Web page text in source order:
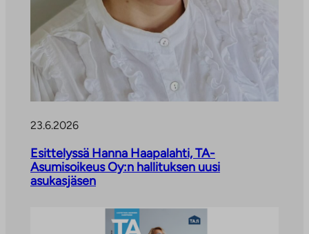
23.6.2026
Esittelyssä Hanna Haapalahti, TA-
Asumisoikeus Oy:n hallituksen uusi
asukasjäsen